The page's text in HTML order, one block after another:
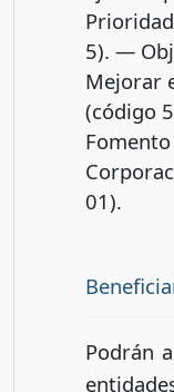
5). —
Mejorar
(código
01).
Podrán